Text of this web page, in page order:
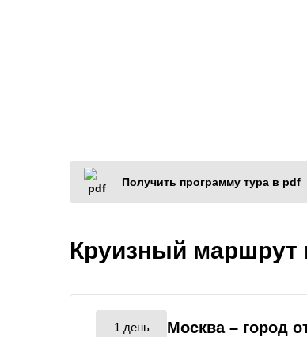
Получить программу тура в pdf
Круизный маршрут
1 день Москва – город